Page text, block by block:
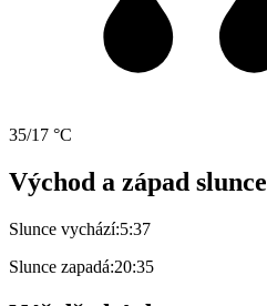
35/17 °C
Východ a západ slunce
Slunce vychází:5:37
Slunce zapadá:20:35